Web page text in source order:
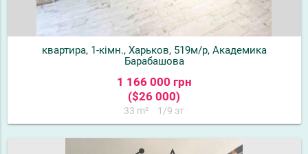
квартира, 1-кімн., Харьков, 519м/р, Академика
Барабашова
1 166 000 грн
($26 000)
33 m² 1/9 эт